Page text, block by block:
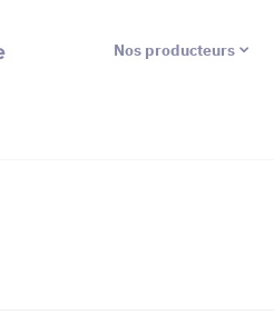
Nos producteurs